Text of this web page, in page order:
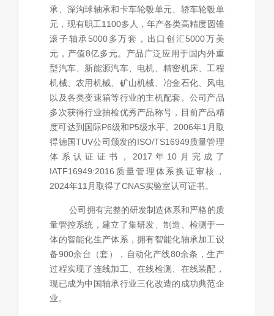
承、深沟球轴承和卡车轮毂单元、轿车轮毂单
元，现有职工1100多人，年产各类高精度圆锥
滚子轴承5000多万套，出口创汇5000万美
元，产值8亿多元。产品广泛应用于国内外重
型汽车、新能源汽车、电机、精密机床、工程
机械、农用机械、矿山机械、冶金石化、风电
以及各类变速箱等行业的主机配套。公司产品
多次获得行业抽检优秀产品称号，目前产品精
度可达到国际P6级和P5级水平。2006年1月取
得德国TUV公司颁发的ISO/TS16949质量管理
体系认证证书，2017年10月完成了
IATF16949:2016质量管理体系换证审核，
2024年11月取得了CNAS实验室认可证书。
公司拥有完整的研发制造体系和严格的质
量管控系统，建立了集研发、制造、检测于一
体的智能化生产体系，拥有智能化轴承加工设
备900余台（套），自动化产线80余条，生产
过程实现了连线加工、在线检测、在线装配，
现已成为中国轴承行业三化改造的成功典范企
业。